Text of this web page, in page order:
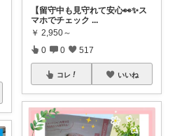
【留守中も見守れて安心👀✨ス
マホでチェック ...
￥ 2,950～
0 0 517
コレ いいね